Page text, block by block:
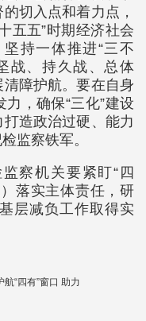
切入点和着力点，
五五”时期经济社会
持一体推进“三不
战、持久战、总体
障护航。要在自身
，确保“三化”建设
造政治过硬、能力
监察铁军。
察机关要紧盯“四
落实主体责任，研
层减负工作取得实
航“四有”窗口 助力